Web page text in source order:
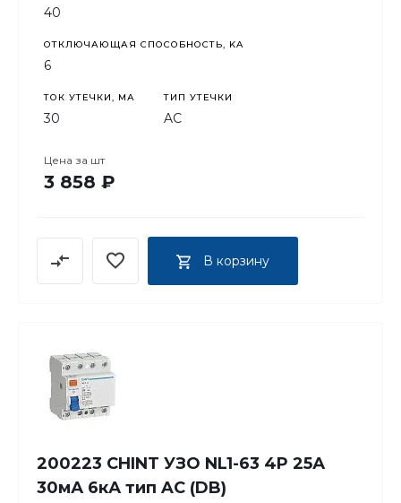
40
ОТКЛЮЧАЮЩАЯ СПОСОБНОСТЬ, KA
6
ТОК УТЕЧКИ, МА
30
ТИП УТЕЧКИ
AC
Цена за шт
3 858 ₽
В корзину
200223 CHINT УЗО NL1-63 4P 25А
30мА 6кА тип AC (DB)